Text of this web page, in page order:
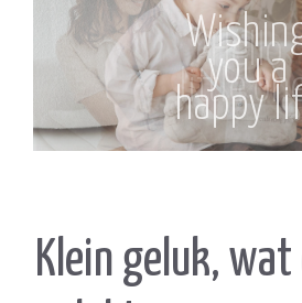
you a
happy
Klein geluk, wat